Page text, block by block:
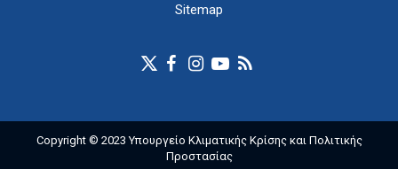
Sitemap
Copyright © 2023 Υπουργείο Κλιματικής Κρίσης και Πολιτικής
Προστασίας